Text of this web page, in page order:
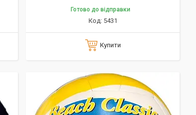
Готово до відправки
5431
Купити